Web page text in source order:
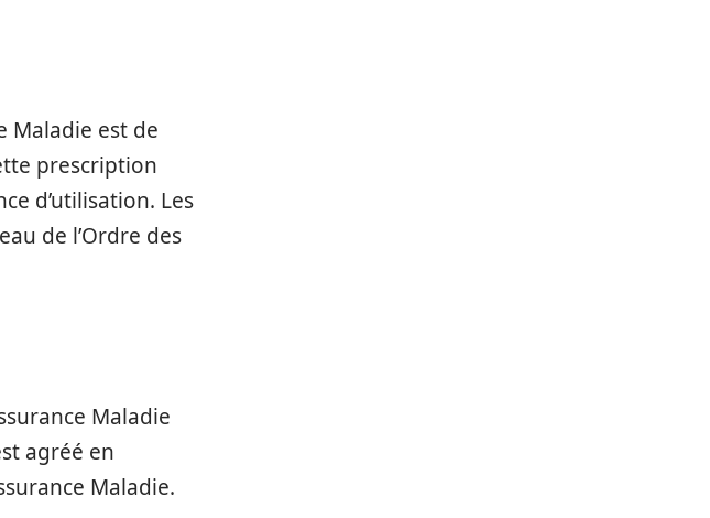
Maladie est de
prescription
d’utilisation. Les
de l’Ordre des
Maladie
agréé en
Maladie.